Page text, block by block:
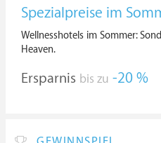
Spezialpreise im
Wellnesshotels im Sommer:
Heaven.
Ersparnis bis zu -20 %